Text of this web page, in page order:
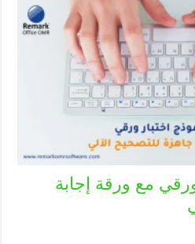
مع ورقة إجابة